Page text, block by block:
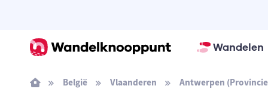
Wandelen
België Vlaanderen Antwerpen